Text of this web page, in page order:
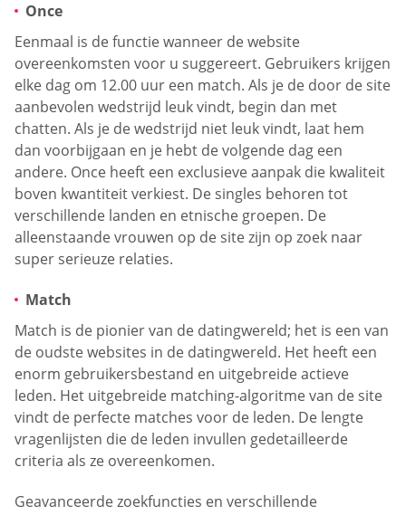
Once
Eenmaal is de functie wanneer de website
overeenkomsten voor u suggereert. Gebruikers krijgen
elke dag om 12.00 uur een match. Als je de door de site
aanbevolen wedstrijd leuk vindt, begin dan met
chatten. Als je de wedstrijd niet leuk vindt, laat hem
dan voorbijgaan en je hebt de volgende dag een
andere. Once heeft een exclusieve aanpak die kwaliteit
boven kwantiteit verkiest. De singles behoren tot
verschillende landen en etnische groepen. De
alleenstaande vrouwen op de site zijn op zoek naar
super serieuze relaties.
Match
Match is de pionier van de datingwereld; het is een van
de oudste websites in de datingwereld. Het heeft een
enorm gebruikersbestand en uitgebreide actieve
leden. Het uitgebreide matching-algoritme van de site
vindt de perfecte matches voor de leden. De lengte
vragenlijsten die de leden invullen gedetailleerde
criteria als ze overeenkomen.
Geavanceerde zoekfuncties en verschillende